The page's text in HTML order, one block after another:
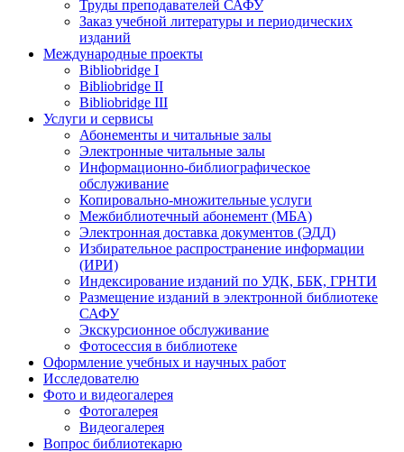
Труды преподавателей САФУ
Заказ учебной литературы и периодических
изданий
Международные проекты
Bibliobridge I
Bibliobridge II
Bibliobridge III
Услуги и сервисы
Абонементы и читальные залы
Электронные читальные залы
Информационно-библиографическое
обслуживание
Копировально-множительные услуги
Межбиблиотечный абонемент (МБА)
Электронная доставка документов (ЭДД)
Избирательное распространение информации
(ИРИ)
Индексирование изданий по УДК, ББК, ГРНТИ
Размещение изданий в электронной библиотеке
САФУ
Экскурсионное обслуживание
Фотосессия в библиотеке
Оформление учебных и научных работ
Исследователю
Фото и видеогалерея
Фотогалерея
Видеогалерея
Вопрос библиотекарю